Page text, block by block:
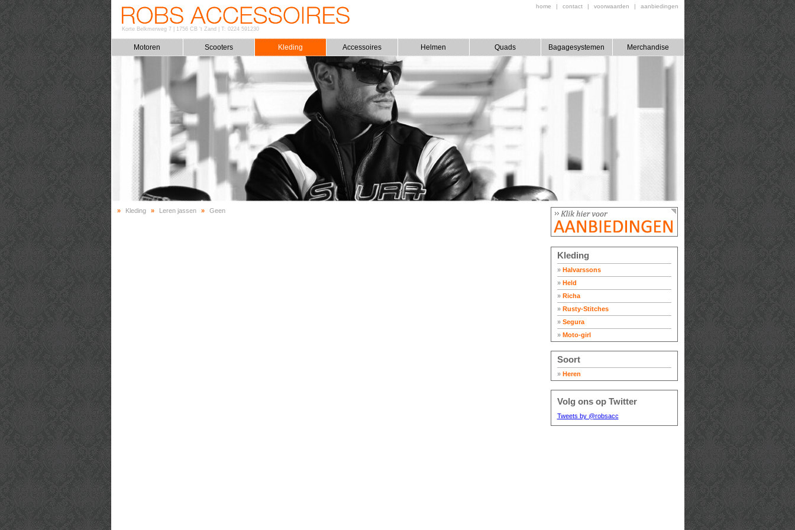
Korte Belkmerweg 7| 1756 CB 't Zand T: 0224 591230
home | contact | voorwaarden | aanbiedingen
Motoren Scooters Kleding Accessoires Helmen Quads Bagagesystemen Merchandise
Kleding
» Halvarssons
» Held
» Richa
» Rusty-Stitches
» Segura
» Moto-girl
Soort
» Heren
Volg ons op Twitter
Tweets by @robsacc
» Kleding » Leren jassen » Geen